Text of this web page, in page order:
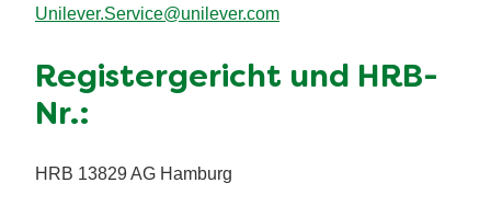
Unilever.Service@unilever.com
Registergericht und HRB-
Nr.:
HRB 13829 AG Hamburg